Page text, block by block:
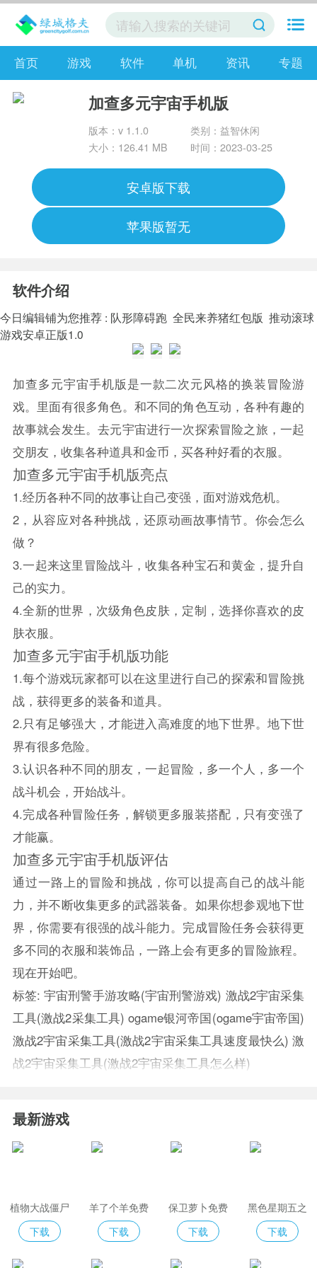
首页 游戏 软件 单机 资讯 专题
加查多元宇宙手机版
版本：v 1.1.0
类别：益智休闲
大小：126.41 MB
时间：2023-03-25
安卓版下载
苹果版暂无
软件介绍
今日编辑铺为您推荐 : 队形障碍跑 全民来养猪红包版 推动滚球
游戏安卓正版1.0
加查多元宇宙手机版是一款二次元风格的换装冒险游
戏。里面有很多角色。和不同的角色互动，各种有趣的
故事就会发生。去元宇宙进行一次探索冒险之旅，一起
交朋友，收集各种道具和金币，买各种好看的衣服。
加查多元宇宙手机版亮点
1.经历各种不同的故事让自己变强，面对游戏危机。
2，从容应对各种挑战，还原动画故事情节。你会怎么
做？
3.一起来这里冒险战斗，收集各种宝石和黄金，提升自
己的实力。
4.全新的世界，次级角色皮肤，定制，选择你喜欢的皮
肤衣服。
加查多元宇宙手机版功能
1.每个游戏玩家都可以在这里进行自己的探索和冒险挑
战，获得更多的装备和道具。
2.只有足够强大，才能进入高难度的地下世界。地下世
界有很多危险。
3.认识各种不同的朋友，一起冒险，多一个人，多一个
战斗机会，开始战斗。
4.完成各种冒险任务，解锁更多服装搭配，只有变强了
才能赢。
加查多元宇宙手机版评估
通过一路上的冒险和挑战，你可以提高自己的战斗能
力，并不断收集更多的武器装备。如果你想参观地下世
界，你需要有很强的战斗能力。完成冒险任务会获得更
多不同的衣服和装饰品，一路上会有更多的冒险旅程。
现在开始吧。
标签: 宇宙刑警手游攻略(宇宙刑警游戏) 激战2宇宙采集
工具(激战2采集工具) ogame银河帝国(ogame宇宙帝国)
激战2宇宙采集工具(激战2宇宙采集工具速度最快么) 激
战2宇宙采集工具(激战2宇宙采集工具怎么样)
最新游戏
植物大战僵尸
2免费版
下载
羊了个羊免费
下载
保卫萝卜免费
版
下载
黑色星期五之
夜indiecross
下载